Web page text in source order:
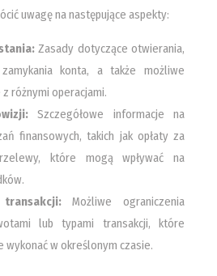
uwagę na następujące aspekty:
Zasady dotyczące otwierania,
konta, a także możliwe
różnymi operacjami.
Szczegółowe informacje na
finansowych, takich jak opłaty za
które mogą wpływać na
Możliwe ograniczenia
lub typami transakcji, które
wykonać w określonym czasie.